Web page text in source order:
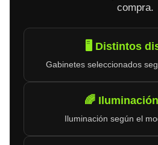
compra.
🖥️ Distintos
Gabinetes seleccionados
🌈
Iluminación según el